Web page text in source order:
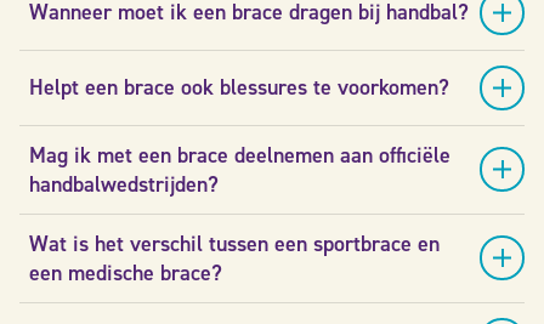
Wanneer moet ik een brace dragen bij handbal?
Helpt een brace ook blessures te voorkomen?
Mag ik met een brace deelnemen aan officiële
handbalwedstrijden?
Wat is het verschil tussen een sportbrace en
een medische brace?